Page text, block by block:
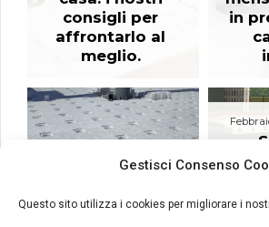
Gestisci Consenso
Questo sito utilizza i cookies per migliorare i
consigli per
affrontarlo al
meglio.
in
Febbraio 25, 2022 0
prova di gas